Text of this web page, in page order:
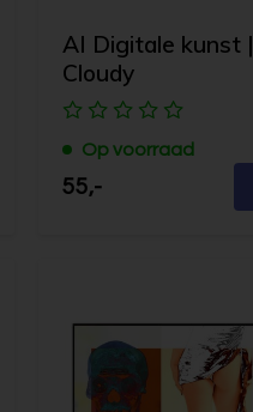
AI Digitale kunst |
Cloudy
Op voorraad
55,-